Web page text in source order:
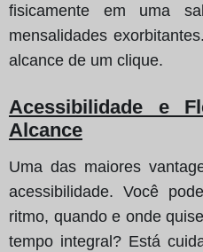
fisicamente em uma
mensalidades
alcance de um clique.
Acessibilidade e
Alcance
Uma das maiores
acessibilidade. Você
ritmo, quando e onde
tempo integral? Está